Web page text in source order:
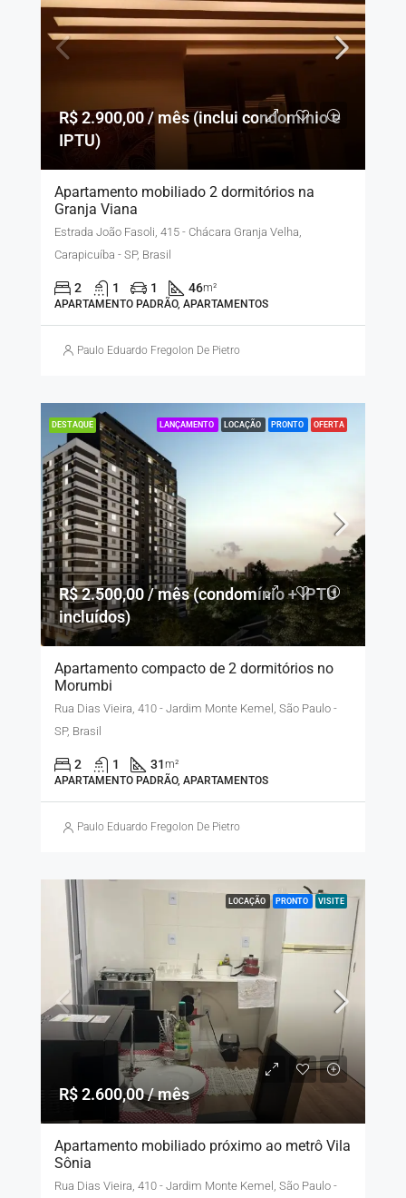
R$ 2.900,00 / mês (inclui condomínio e
IPTU)
Apartamento mobiliado 2 dormitórios na
Granja Viana
Estrada João Fasoli, 415 - Chácara Granja Velha,
Carapicuíba - SP, Brasil
2 1 1 46m²
APARTAMENTO PADRÃO, APARTAMENTOS
Paulo Eduardo Fregolon De Pietro
DESTAQUE LANÇAMENTO LOCAÇÃO PRONTO OFERTA
R$ 2.500,00 / mês (condomínio + IPTU
incluídos)
Apartamento compacto de 2 dormitórios no
Morumbi
Rua Dias Vieira, 410 - Jardim Monte Kemel, São Paulo -
SP, Brasil
2 1 31m²
APARTAMENTO PADRÃO, APARTAMENTOS
Paulo Eduardo Fregolon De Pietro
LOCAÇÃO PRONTO VISITE
R$ 2.600,00 / mês
Apartamento mobiliado próximo ao metrô Vila
Sônia
Rua Dias Vieira, 410 - Jardim Monte Kemel, São Paulo -